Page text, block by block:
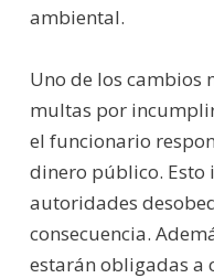
ambiental.
Uno de los cambios
multas por
el funcionario
dinero público. Esto
autoridades
consecuencia.
estarán obligadas a